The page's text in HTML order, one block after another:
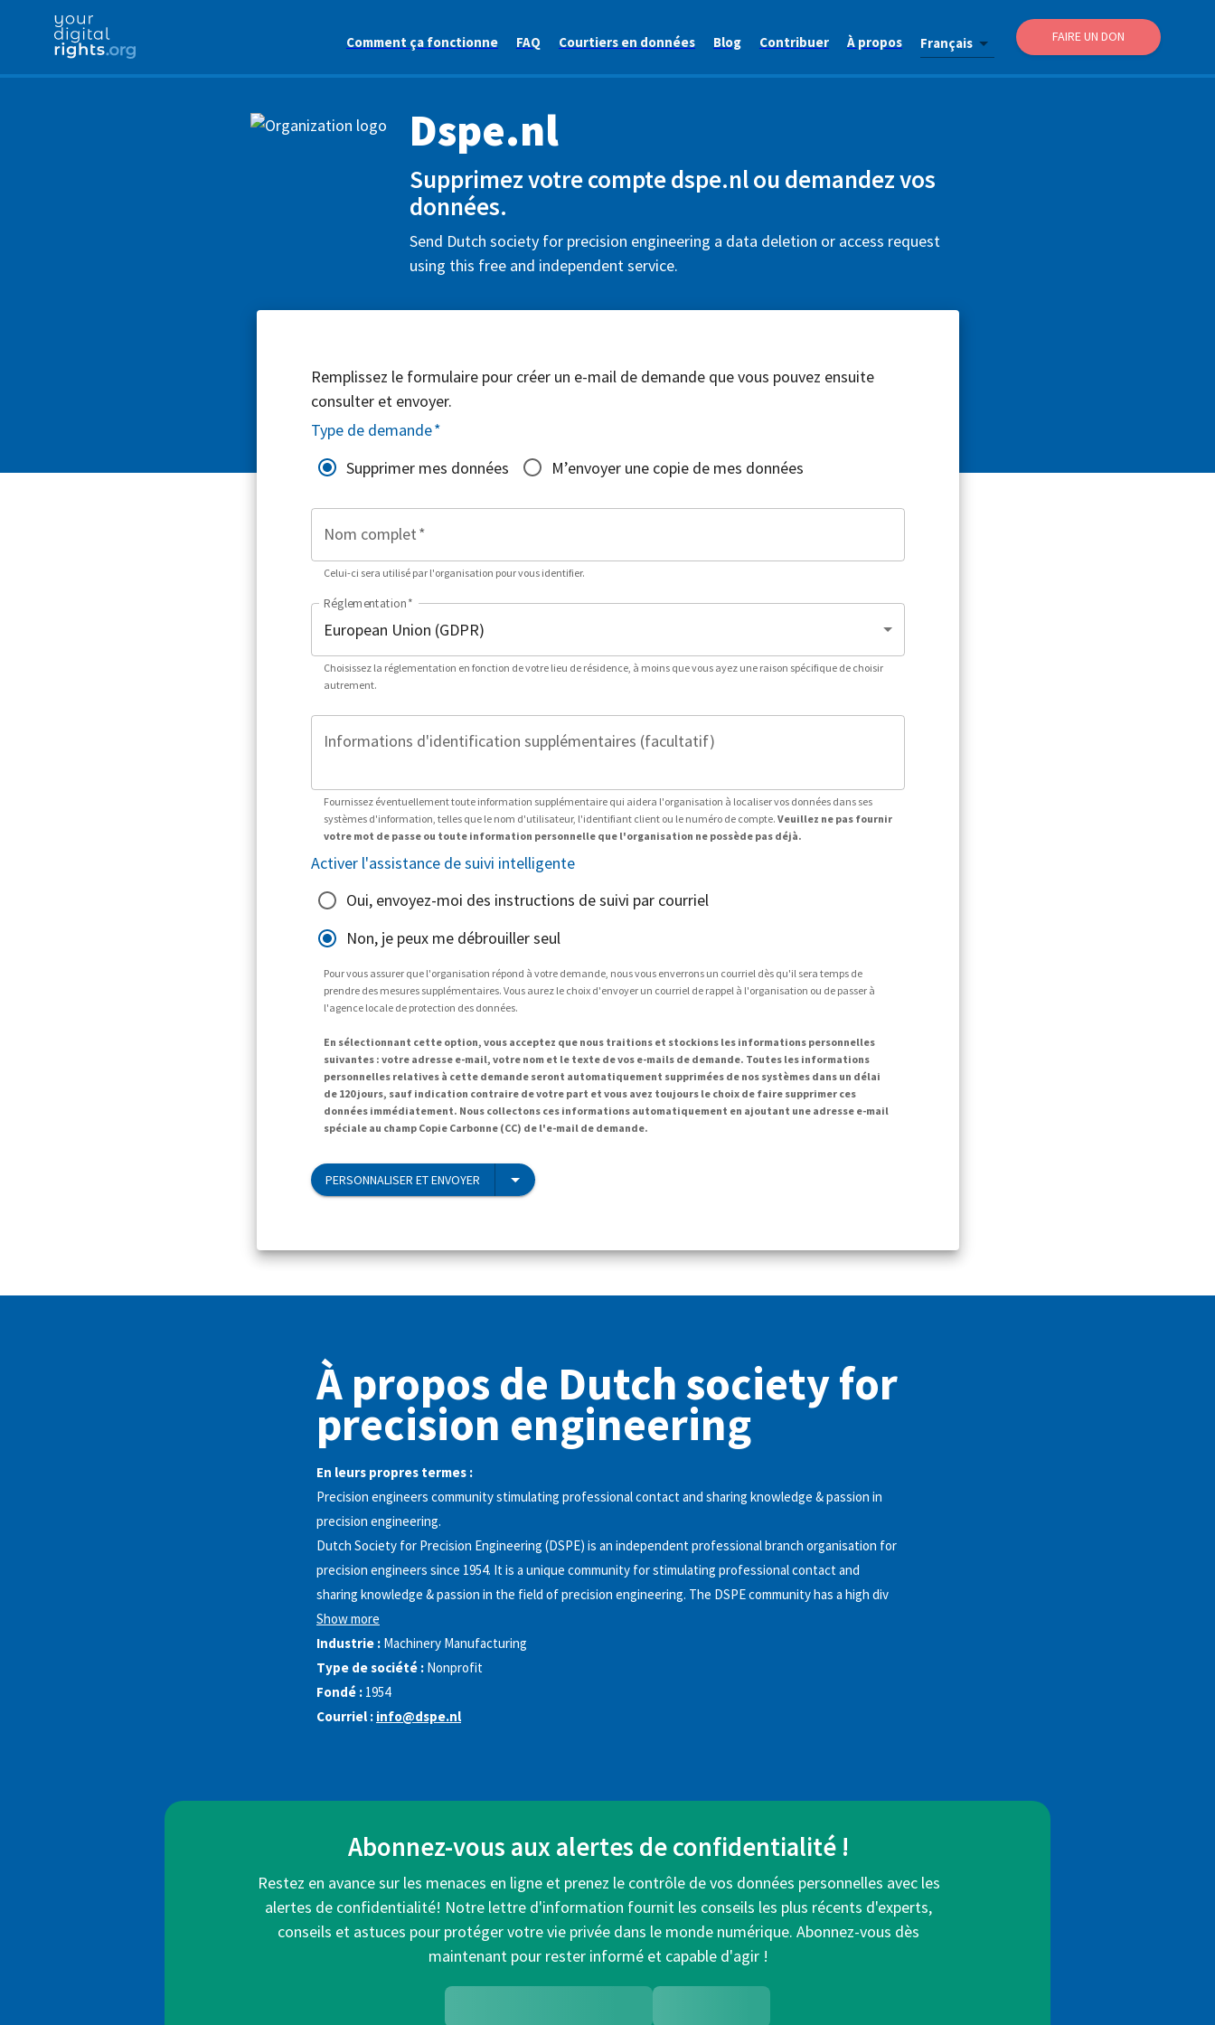
Comment ça fonctionne FAQ Courtiers en données Blog Contribuer À propos Français FAIRE UN DON
Dspe.nl
Supprimez votre compte dspe.nl ou demandez vos
données.
Send Dutch society for precision engineering a data deletion or access request
using this free and independent service.
Remplissez le formulaire pour créer un e-mail de demande que vous pouvez ensuite
consulter et envoyer.
Type de demande*
Supprimer mes données
M’envoyer une copie de mes données
Nom complet*
Celui-ci sera utilisé par l'organisation pour vous identifier.
Réglementation*
Choisissez la réglementation en fonction de votre lieu de résidence, à moins que vous ayez une raison spécifique de choisir
autrement.
Informations d'identification supplémentaires (facultatif)
Fournissez éventuellement toute information supplémentaire qui aidera l'organisation à localiser vos données dans ses
systèmes d'information, telles que le nom d'utilisateur, l'identifiant client ou le numéro de compte. Veuillez ne pas fournir
votre mot de passe ou toute information personnelle que l'organisation ne possède pas déjà.
Activer l'assistance de suivi intelligente
Oui, envoyez-moi des instructions de suivi par courriel
Non, je peux me débrouiller seul
Pour vous assurer que l'organisation répond à votre demande, nous vous enverrons un courriel dès qu'il sera temps de
prendre des mesures supplémentaires. Vous aurez le choix d'envoyer un courriel de rappel à l'organisation ou de passer à
l'agence locale de protection des données.
En sélectionnant cette option, vous acceptez que nous traitions et stockions les informations personnelles
suivantes : votre adresse e-mail, votre nom et le texte de vos e-mails de demande. Toutes les informations
personnelles relatives à cette demande seront automatiquement supprimées de nos systèmes dans un délai
de 120 jours, sauf indication contraire de votre part et vous avez toujours le choix de faire supprimer ces
données immédiatement. Nous collectons ces informations automatiquement en ajoutant une adresse e-mail
spéciale au champ Copie Carbonne (CC) de l'e-mail de demande.
PERSONNALISER ET ENVOYER
À propos de Dutch society for
precision engineering
En leurs propres termes :
Precision engineers community stimulating professional contact and sharing knowledge & passion in
precision engineering.
Dutch Society for Precision Engineering (DSPE) is an independent professional branch organisation for
precision engineers since 1954. It is a unique community for stimulating professional contact and
sharing knowledge & passion in the field of precision engineering. The DSPE community has a high div
Show more
Industrie : Machinery Manufacturing
Type de société : Nonprofit
Fondé : 1954
Courriel : info@dspe.nl
Abonnez-vous aux alertes de confidentialité !
Restez en avance sur les menaces en ligne et prenez le contrôle de vos données personnelles avec les
alertes de confidentialité! Notre lettre d'information fournit les conseils les plus récents d'experts,
conseils et astuces pour protéger votre vie privée dans le monde numérique. Abonnez-vous dès
maintenant pour rester informé et capable d'agir !